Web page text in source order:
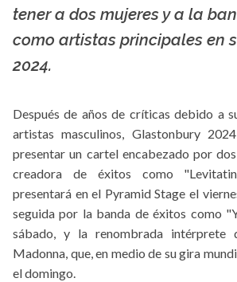
tener a dos mujeres y a la
como artistas principales en
2024.
Después de años de críticas debido a
artistas masculinos, Glastonbury
presentar un cartel encabezado por
creadora de éxitos como
presentará en el Pyramid Stage el
seguida por la banda de éxitos como
sábado, y la renombrada intérprete
Madonna, que, en medio de su gira
el domingo.